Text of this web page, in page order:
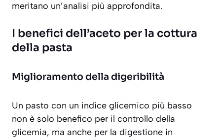
meritano un’analisi più approfondita.
I benefici dell’aceto per la cottura
della pasta
Miglioramento della digeribilità
Un pasto con un indice glicemico più basso
non è solo benefico per il controllo della
glicemia, ma anche per la digestione in